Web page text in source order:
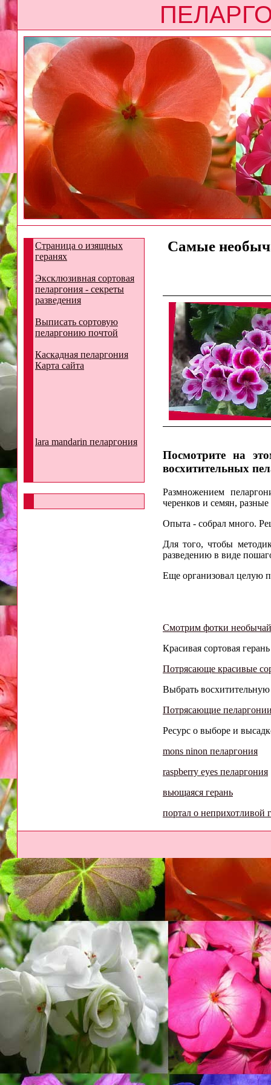
Страница о изящных
геранях
Эксклюзивная сортовая
пеларгония - секреты
разведения
Выписать сортовую
пеларгонию почтой
Каскадная пеларгония
Карта сайта
lara mandarin пеларгония
Самые
Посмотрите на
восхитительных
Размножением
черенков и семян,
Опыта - собрал много.
Для того, чтобы
разведению в виде
Еще организовал целую
Смотрим фотки
Красивая сортовая
Потрясающе красивые
Выбрать
Потрясающие
Ресурс о выборе и
mons ninon пеларгония
raspberry eyes пеларгония
вьющаяся герань
портал о неприхотливой